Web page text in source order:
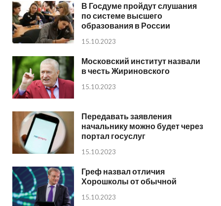
В Госдуме пройдут слушания
по системе высшего
образования в России
15.10.2023
Московский институт назвали
в честь Жириновского
15.10.2023
Передавать заявления
начальнику можно будет через
портал госуслуг
15.10.2023
Греф назвал отличия
Хорошколы от обычной
15.10.2023